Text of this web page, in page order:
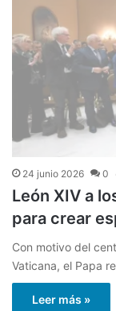
24 junio 2026 0
León XIV a
para crear
Con motivo del
Vaticana, el Papa
Leer más »